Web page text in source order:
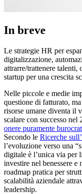
In breve
Le strategie HR per
digitalizzazione,
attrarre/trattenere
startup per una crescita
Nelle piccole e medie
questione di fatturato,
risorse umane diventa il
scalare con successo nel
onere puramente
Secondo le Ricerche
l’evoluzione verso una
digitale è l’unica via per
investire nel benessere e
roadmap pratica per
scalabilità aziendale
leadership.